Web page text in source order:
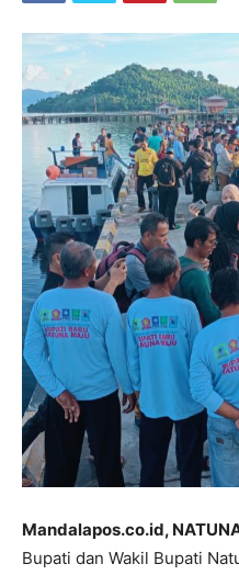
Mandalapos.co.id,
Bupati dan Wakil Bupati